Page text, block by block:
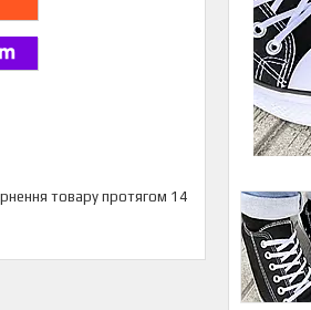
товару протягом 14